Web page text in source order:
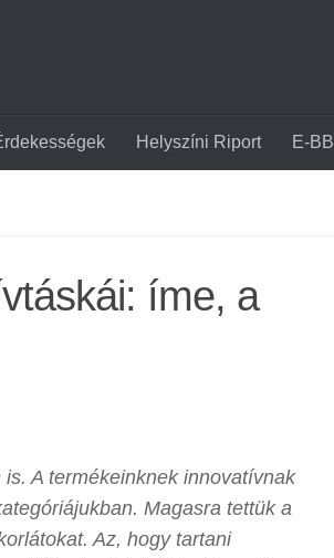
Helyszíni Riport E-BB
íme, a
A termékeinknek innovatívnak
Magasra tettük a
Az, hogy tartani